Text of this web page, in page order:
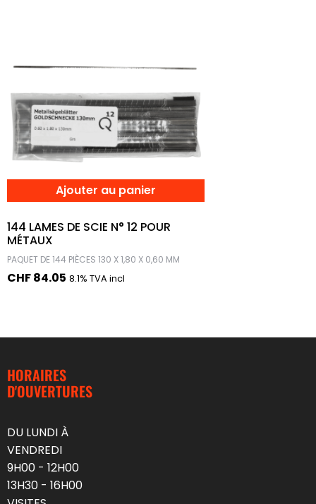
Ajouter au panier
144 LAMES DE SCIE N° 12 POUR
MÉTAUX
PAQUET DE 144 PIÈCES 130 X 1,80 X 0,60 MM
CHF84.05 8.1% TVA incl
HORAIRES
D'OUVERTURES
DU LUNDI À
VENDREDI
9H00 - 12H00
13H30 - 16H00